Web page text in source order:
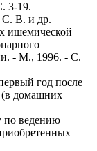
3-19.
С. В. и др.
ишемической
- М., 1996. - С.
год после
(в домашних
по ведению